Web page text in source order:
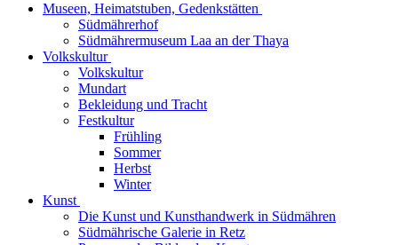
Museen, Heimatstuben, Gedenkstätten
Südmährerhof
Südmährermuseum Laa an der Thaya
Volkskultur
Volkskultur
Mundart
Bekleidung und Tracht
Festkultur
Frühling
Sommer
Herbst
Winter
Kunst
Die Kunst und Kunsthandwerk in Südmähren
Südmährische Galerie in Retz